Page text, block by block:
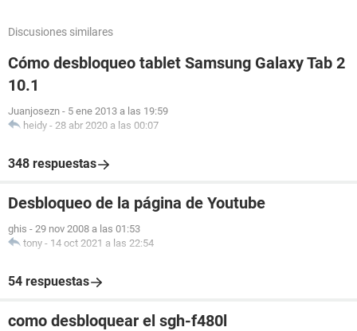
Discusiones similares
Cómo desbloqueo tablet Samsung Galaxy Tab 2
10.1
Juanjosezn - 5 ene 2013 a las 19:59
heidy - 28 abr 2020 a las 00:07
348 respuestas
Desbloqueo de la página de Youtube
ghis - 29 nov 2008 a las 01:53
tony - 14 oct 2021 a las 22:54
54 respuestas
como desbloquear el sgh-f480l